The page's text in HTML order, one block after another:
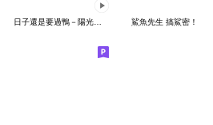
鯊魚先生 搞鯊密！